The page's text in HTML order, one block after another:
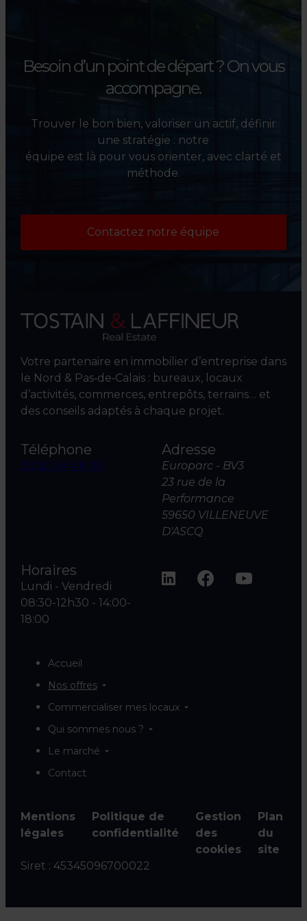
Besoin d’un point de départ ?On vous
accompagne.
Trouver le bon bien, valoriser un actif, définir
une stratégie : notre
équipe est là pour vous orienter, avec clarté et
méthode.
Contactez notre équipe
Votre partenaire en immobilier d’entreprise dans
le Nord & Pas‑de‑Calais : bureaux, locaux
d’activités, commerces, entrepôts, terrains… et
des conseils adaptés à chaque projet.
Téléphone
03 20 04 06 00
Adresse
Europarc - BV3
23 rue de la
Performance
59650 VILLENEUVE
D'ASCQ
Horaires
Lundi - Vendredi
08:30-12h30 - 14:00-
18:00
Accueil
Nos offres
Commercialiser mes locaux
Qui sommes nous ?
Le marché
Contact
Mentions
légales
Politique de
confidentialité
Gestion
des
cookies
Plan
du
site
Siret : 45345096700022